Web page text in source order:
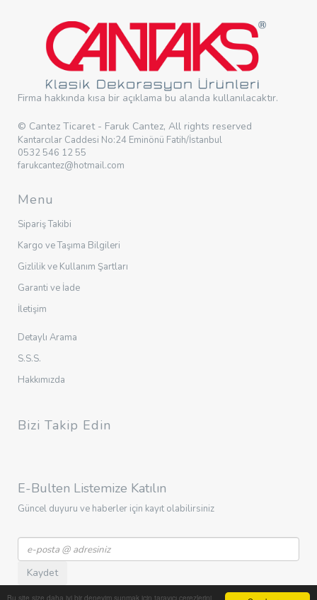
Bu site size daha iyi bir deneyim sunmak için tarayıcı çerezlerini
Firma hakkında kısa bir açıklama bu alanda kullanılacaktır.
© Cantez Ticaret - Faruk Cantez, All rights reserved
Kantarcılar Caddesi No:24 Eminönü Fatih/İstanbul
0532 546 12 55
farukcantez@hotmail.com
Menu
Sipariş Takibi
Kargo ve Taşıma Bilgileri
Gizlilik ve Kullanım Şartları
Garanti ve İade
İletişim
Detaylı Arama
S.S.S.
Hakkımızda
Bizi Takip Edin
E-Bulten Listemize Katılın
Güncel duyuru ve haberler için kayıt olabilirsiniz
Kaydet